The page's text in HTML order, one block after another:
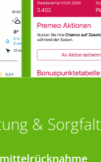
& Sorgfalt